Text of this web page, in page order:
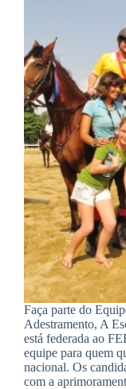
Faça parte do
Adestramento, A
está federada ao
equipe para quem
nacional. Os
com a